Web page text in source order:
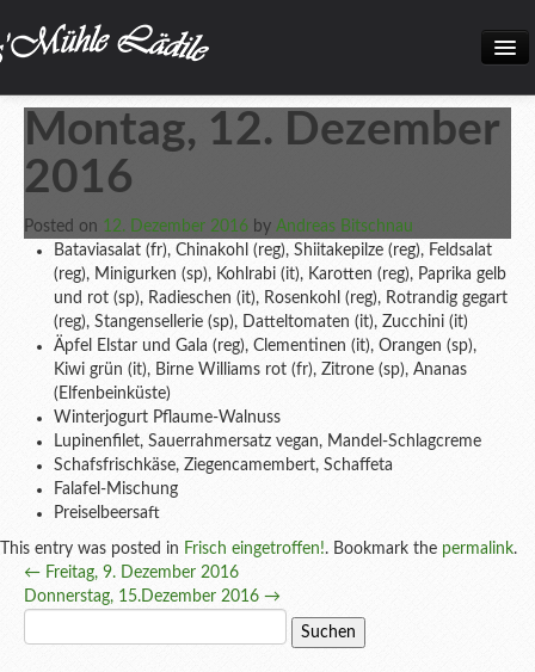
Home
Neuigkeiten
Frisch eingetroffen!
Unsere Biokiste
Produkte
Öffnungszeiten
Über uns
Kontakt
Datenschutz und Impressum
Bilder
Montag, 12. Dezember
2016
Posted on 12. Dezember 2016 by Andreas Bitschnau
Bataviasalat (fr), Chinakohl (reg), Shiitakepilze (reg), Feldsalat
(reg), Minigurken (sp), Kohlrabi (it), Karotten (reg), Paprika gelb
und rot (sp), Radieschen (it), Rosenkohl (reg), Rotrandig gegart
(reg), Stangensellerie (sp), Datteltomaten (it), Zucchini (it)
Äpfel Elstar und Gala (reg), Clementinen (it), Orangen (sp),
Kiwi grün (it), Birne Williams rot (fr), Zitrone (sp), Ananas
(Elfenbeinküste)
Winterjogurt Pflaume-Walnuss
Lupinenfilet, Sauerrahmersatz vegan, Mandel-Schlagcreme
Schafsfrischkäse, Ziegencamembert, Schaffeta
Falafel-Mischung
Preiselbeersaft
This entry was posted in Frisch eingetroffen!. Bookmark the permalink.
Post
navigation
← Freitag, 9. Dezember 2016
Donnerstag, 15.Dezember 2016 →
nach: